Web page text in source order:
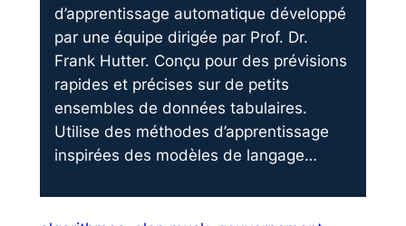
d’apprentissage automatique développé
par une équipe dirigée par Prof. Dr.
Frank Hutter. Conçu pour des prévisions
rapides et précises sur de petits
ensembles de données tabulaires.
Utilise des méthodes d’apprentissage
inspirées des modèles de langage…